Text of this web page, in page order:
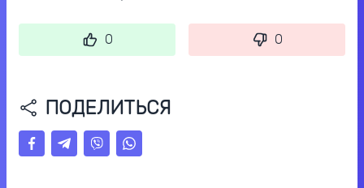
0 0
ПОДЕЛИТЬСЯ